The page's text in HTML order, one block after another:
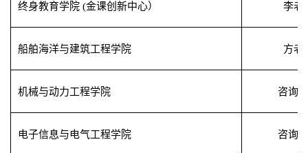
终身教育学院 (金课创新中心） 李老
船舶海洋与建筑工程学院 方老
机械与动力工程学院 咨询
电子信息与电气工程学院 咨询